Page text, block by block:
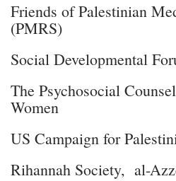
Friends of Palestinian
(PMRS)
Social Developmental
The Psychosocial
Women
US Campaign for
Rihannah Society, al-